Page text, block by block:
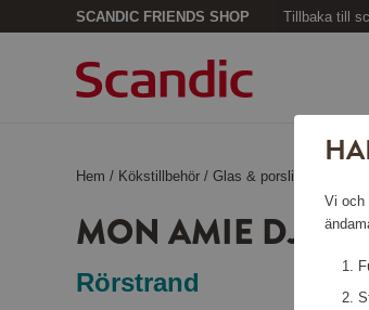
SCANDIC FRIENDS SHOP Tillbaka till
Hem / Kökstillbehör /Glas & porslin
MON AMIE DJUP
Rörstrand
Vi och